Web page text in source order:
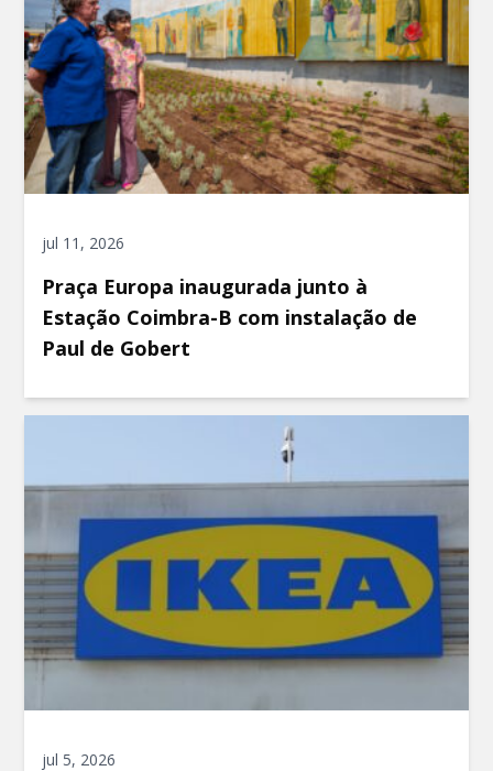
jul 11, 2026
Praça Europa inaugurada junto à
Estação Coimbra-B com instalação de
Paul de Gobert
jul 5, 2026